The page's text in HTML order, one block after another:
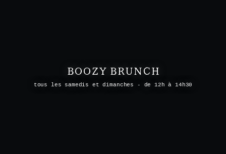
BOOZY BRUNCH
tous les samedis et dimanches - de 12h à 14h30